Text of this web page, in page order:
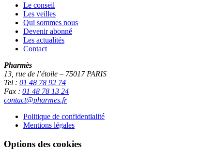
Le conseil
Les veilles
Qui sommes nous
Devenir abonné
Les actualités
Contact
Pharmès
13, rue de l’étoile – 75017 PARIS
Tel : 01 48 78 92 74
Fax : 01 48 78 13 24
contact@pharmes.fr
Politique de confidentialité
Mentions légales
Options des cookies